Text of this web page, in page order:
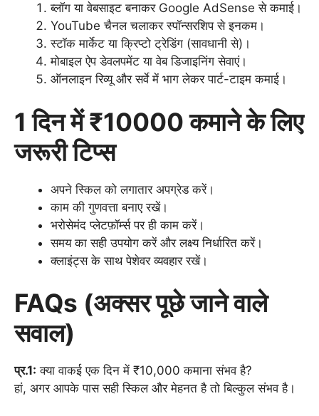
ब्लॉग या वेबसाइट बनाकर Google AdSense से कमाई।
YouTube चैनल चलाकर स्पॉन्सरशिप से इनकम।
स्टॉक मार्केट या क्रिप्टो ट्रेडिंग (सावधानी से)।
मोबाइल ऐप डेवलपमेंट या वेब डिजाइनिंग सेवाएं।
ऑनलाइन रिव्यू और सर्वे में भाग लेकर पार्ट-टाइम कमाई।
1 दिन में ₹10000 कमाने के लिए
जरूरी टिप्स
अपने स्किल को लगातार अपग्रेड करें।
काम की गुणवत्ता बनाए रखें।
भरोसेमंद प्लेटफ़ॉर्म्स पर ही काम करें।
समय का सही उपयोग करें और लक्ष्य निर्धारित करें।
क्लाइंट्स के साथ पेशेवर व्यवहार रखें।
FAQs (अक्सर पूछे जाने वाले
सवाल)
प्र.1: क्या वाकई एक दिन में ₹10,000 कमाना संभव है?
हां, अगर आपके पास सही स्किल और मेहनत है तो बिल्कुल संभव है।